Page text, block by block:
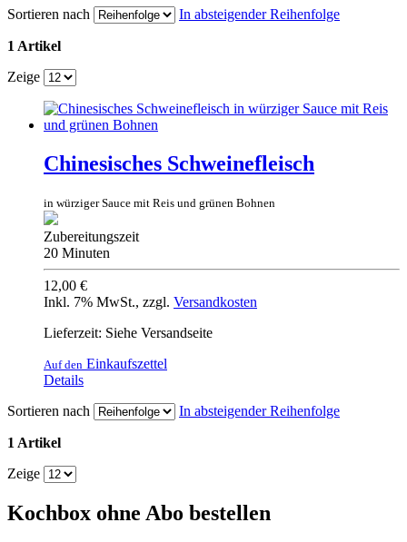
Sortieren nach In absteigender Reihenfolge
1 Artikel
Zeige
Chinesisches Schweinefleisch
in würziger Sauce mit Reis und grünen Bohnen
Zubereitungszeit
20 Minuten
12,00 €
Inkl. 7% MwSt., zzgl. Versandkosten
Lieferzeit: Siehe Versandseite
Auf den Einkaufszettel
Details
Sortieren nach
In absteigender Reihenfolge
1 Artikel
Zeige
Kochbox ohne Abo bestellen